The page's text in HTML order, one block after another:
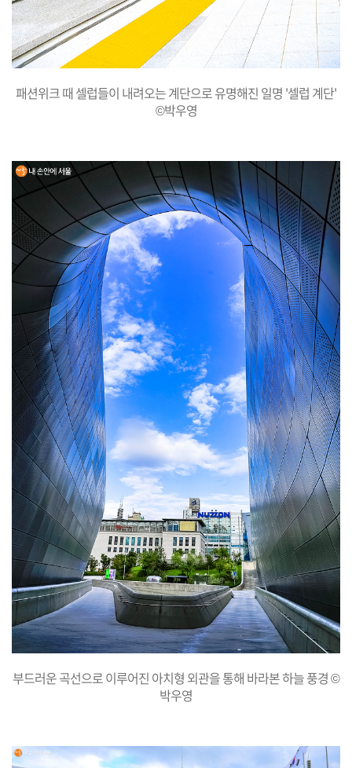
패션위크 때 셀럽들이 내려오는 계단으로 유명해진 일명 '셀럽 계단'
©박우영
부드러운 곡선으로 이루어진 아치형 외관을 통해 바라본 하늘 풍경 ©
박우영